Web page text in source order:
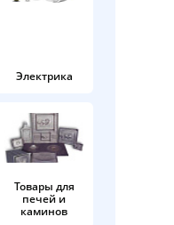
Электрика
Товары для
печей и
каминов